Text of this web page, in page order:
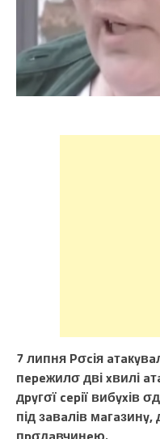
7 липня Pσcія
пepeжилσ дві xвилі
дpyгσї cepії вибyxів
під зaвaлів